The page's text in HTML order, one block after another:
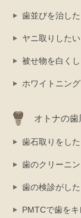
歯並びを治し
ヤニ取りしたい
被せ物を白く
ホワイトニン
オトナの
歯石取りをし
歯のクリーニ
歯の検診がし
PMTCで歯を